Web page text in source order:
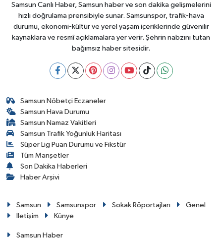
Samsun Canlı Haber, Samsun haber ve son dakika gelişmelerini
hızlı doğrulama prensibiyle sunar. Samsunspor, trafik-hava
durumu, ekonomi-kültür ve yerel yaşam içeriklerinde güvenilir
kaynaklara ve resmî açıklamalara yer verir. Şehrin nabzını tutan
bağımsız haber sitesidir.
Samsun Nöbetçi Eczaneler
Samsun Hava Durumu
Samsun Namaz Vakitleri
Samsun Trafik Yoğunluk Haritası
Süper Lig Puan Durumu ve Fikstür
Tüm Manşetler
Son Dakika Haberleri
Haber Arşivi
Samsun Samsunspor Sokak Röportajları
Genel
İletişim
Künye
Samsun Haber